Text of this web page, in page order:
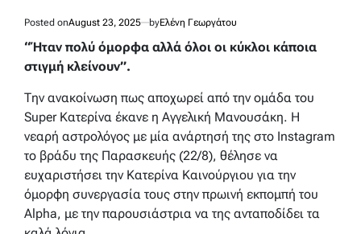
Posted onAugust 23, 2025 byΕλένη Γεωργάτου
“Ήταν πολύ όμορφα αλλά όλοι οι κύκλοι κάποια
στιγμή κλείνουν”.
Την ανακοίνωση πως αποχωρεί από την ομάδα του
Super Κατερίνα έκανε η Αγγελική Μανουσάκη. Η
νεαρή αστρολόγος με μία ανάρτησή της στο Instagram
το βράδυ της Παρασκευής (22/8), θέλησε να
ευχαριστήσει την Κατερίνα Καινούργιου για την
όμορφη συνεργασία τους στην πρωινή εκπομπή του
Alpha, με την παρουσιάστρια να της ανταποδίδει τα